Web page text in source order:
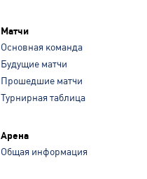
Матчи
Основная команда
Будущие матчи
Прошедшие матчи
Турнирная таблица
Арена
Общая информация